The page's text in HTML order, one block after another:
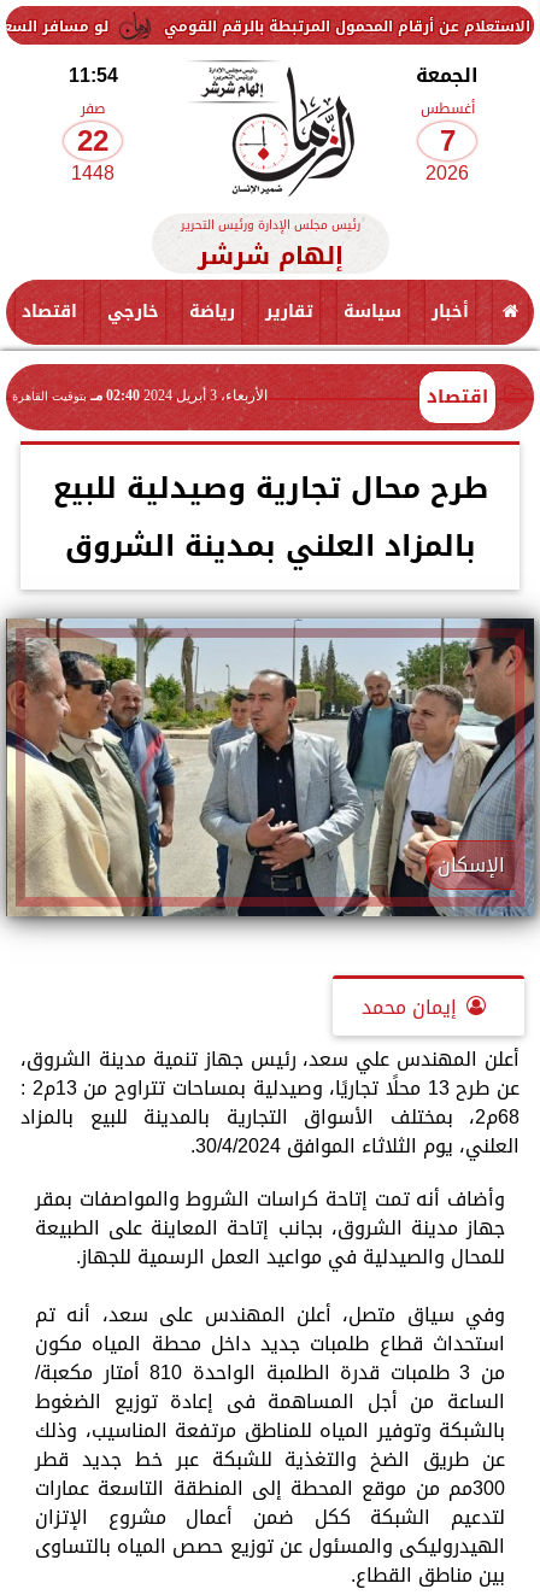
لو مسافر السعودية... سعر الريال المحمول المرتبطة بالرقم القومي
الجمعة
أغسطس
7
2026
11:54
صفر
22
1448
رئيس مجلس الإدارة ورئيس التحرير
إلهام شرشر
أخبار سياسة تقارير رياضة خارجي اقتصاد
اقتصاد الأربعاء، 3 أبريل 2024 02:40 مـ بتوقيت القاهرة
طرح محال تجارية وصيدلية للبيع
بالمزاد العلني بمدينة الشروق
الإسكان
إيمان محمد
أعلن المهندس علي سعد، رئيس جهاز تنمية مدينة الشروق،
عن طرح 13 محلًا تجاريًا، وصيدلية بمساحات تتراوح من 13م2 :
68م2، بمختلف الأسواق التجارية بالمدينة للبيع بالمزاد
العلني، يوم الثلاثاء الموافق 30/4/2024.
وأضاف أنه تمت إتاحة كراسات الشروط والمواصفات بمقر
جهاز مدينة الشروق، بجانب إتاحة المعاينة على الطبيعة
للمحال والصيدلية في مواعيد العمل الرسمية للجهاز.
وفي سياق متصل، أعلن المهندس على سعد، أنه تم
استحداث قطاع طلمبات جديد داخل محطة المياه مكون
من 3 طلمبات قدرة الطلمبة الواحدة 810 أمتار مكعبة/
الساعة من أجل المساهمة فى إعادة توزيع الضغوط
بالشبكة وتوفير المياه للمناطق مرتفعة المناسيب، وذلك
عن طريق الضخ والتغذية للشبكة عبر خط جديد قطر
300مم من موقع المحطة إلى المنطقة التاسعة عمارات
لتدعيم الشبكة ككل ضمن أعمال مشروع الإتزان
الهيدروليكى والمسئول عن توزيع حصص المياه بالتساوى
بين مناطق القطاع.